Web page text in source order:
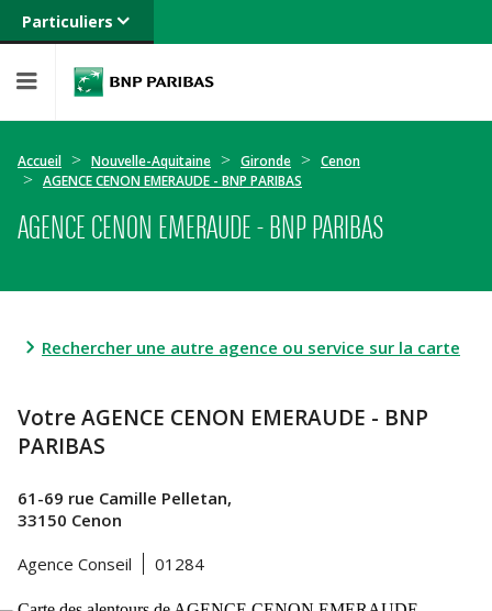
Particuliers
Banque privée
Entreprises
Accueil Nouvelle-Aquitaine Gironde
Cenon
AGENCE CENON EMERAUDE - BNP PARIBAS
AGENCE CENON EMERAUDE - BNP PARIBAS
Rechercher une autre agence ou service sur la carte
Votre AGENCE CENON EMERAUDE - BNP
PARIBAS
61-69 rue Camille Pelletan,
33150 Cenon
Agence Conseil
01284